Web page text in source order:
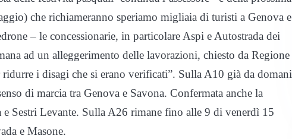
che richiameranno speriamo migliaia di turisti a Genova e
– le concessionarie, in particolare Aspi e Autostrada dei
ad un alleggerimento delle lavorazioni, chiesto da Regione
i disagi che si erano verificati”. Sulla A10 già da domani
di marcia tra Genova e Savona. Confermata anche la
Sestri Levante. Sulla A26 rimane fino alle 9 di venerdì 15
e Masone.